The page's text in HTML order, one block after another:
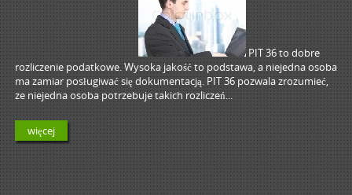
PIT 36 to dobre
rozliczenie podatkowe. Wysoka jakość to podstawa, a niejedna osoba
ma zamiar posługiwać się dokumentacją. PIT 36 pozwala zrozumieć,
ze niejedna osoba potrzebuje takich rozliczeń...
więcej